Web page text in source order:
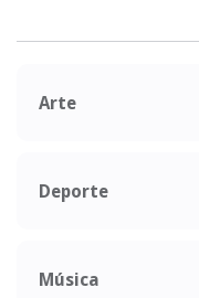
Arte
Deporte
Música